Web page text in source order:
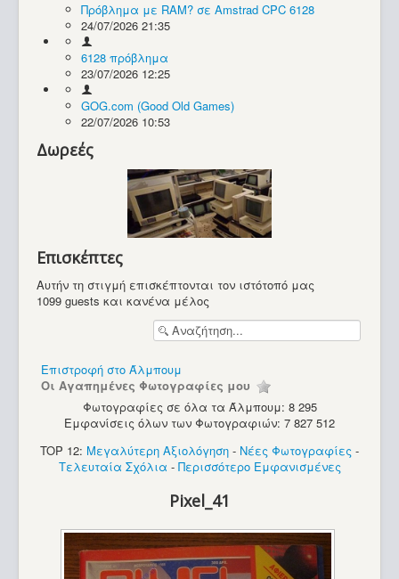
Πρόβλημα με RAM? σε Amstrad CPC 6128
24/07/2026 21:35
6128 πρόβλημα
23/07/2026 12:25
GOG.com (Good Old Games)
22/07/2026 10:53
Δωρεές
Επισκέπτες
Αυτήν τη στιγμή επισκέπτονται τον ιστότοπό μας
1099 guests και κανένα μέλος
Επιστροφή στο Άλμπουμ
Οι Αγαπημένες Φωτογραφίες μου
Φωτογραφίες σε όλα τα Άλμπουμ: 8 295
Εμφανίσεις όλων των Φωτογραφιών: 7 827 512
TOP 12: Μεγαλύτερη Αξιολόγηση - Νέες Φωτογραφίες -
Τελευταία Σχόλια - Περισσότερο Εμφανισμένες
Pixel_41